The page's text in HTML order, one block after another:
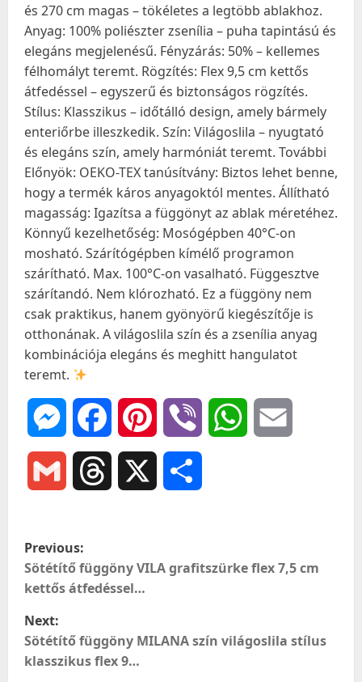
és 270 cm magas – tökéletes a legtöbb ablakhoz.
Anyag: 100% poliészter zsenília – puha tapintású és
elegáns megjelenésű. Fényzárás: 50% – kellemes
félhomályt teremt. Rögzítés: Flex 9,5 cm kettős
átfedéssel – egyszerű és biztonságos rögzítés.
Stílus: Klasszikus – időtálló design, amely bármely
enteriőrbe illeszkedik. Szín: Világoslila – nyugtató
és elegáns szín, amely harmóniát teremt. További
Előnyök: OEKO-TEX tanúsítvány: Biztos lehet benne,
hogy a termék káros anyagoktól mentes. Állítható
magasság: Igazítsa a függönyt az ablak méretéhez.
Könnyű kezelhetőség: Mosógépben 40°C-on
mosható. Szárítógépben kímélő programon
szárítható. Max. 100°C-on vasalható. Függesztve
szárítandó. Nem klórozható. Ez a függöny nem
csak praktikus, hanem gyönyörű kiegészítője is
otthonának. A világoslila szín és a zsenília anyag
kombinációja elegáns és meghitt hangulatot
teremt.
MessengerFacebookPinterest Viber WhatsApp
Gmail Threads
P
o
s
t
Previous:
Sötétítő függöny VILA grafitszürke flex 7,5 cm
kettős átfedéssel…
Next:
Sötétítő függöny MILANA szín világoslila stílus
klasszikus flex 9…